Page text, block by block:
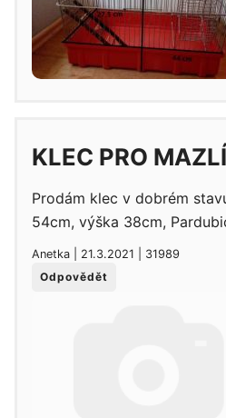
KLEC PRO
Prodám klec v dobrém
54cm, výška 38cm,
Anetka | 21.3.2021 | 31989
Odpovědět